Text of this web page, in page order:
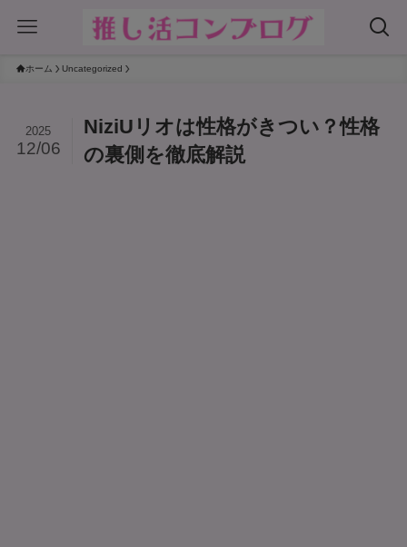
ホーム Uncategorized
NiziUリオは性格がきつい？性格
の裏側を徹底解説
2025
12/06